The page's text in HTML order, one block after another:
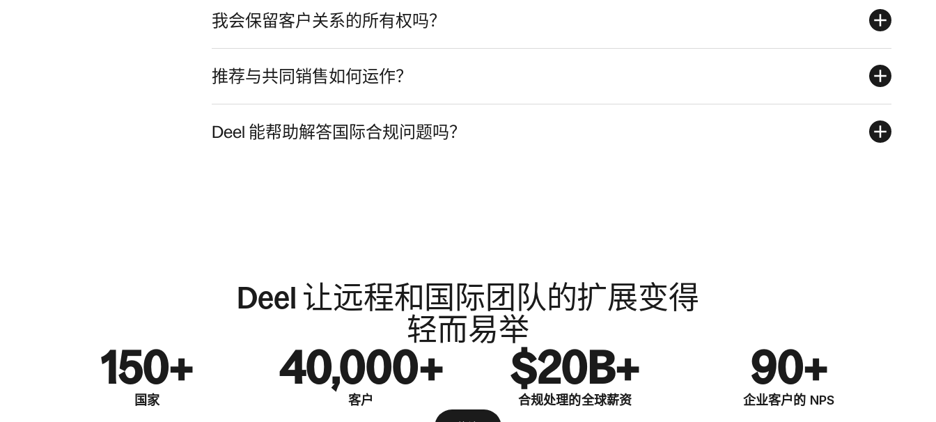
我会保留客户关系的所有权吗？
推荐与共同销售如何运作？
Deel 能帮助解答国际合规问题吗？
Deel 让远程和国际团队的扩展变得
轻而易举
150+
国家
40,000+
客户
$20B+
合规处理的全球薪资
90+
企业客户的 NPS